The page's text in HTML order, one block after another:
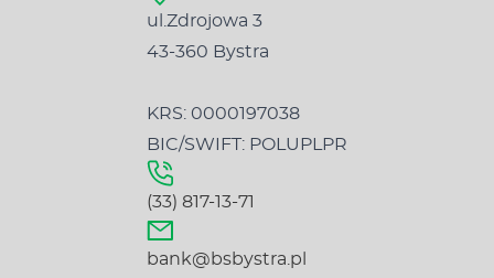
ul.Zdrojowa 3
43-360 Bystra
KRS: 0000197038
BIC/SWIFT: POLUPLPR
(33) 817-13-71
bank@bsbystra.pl